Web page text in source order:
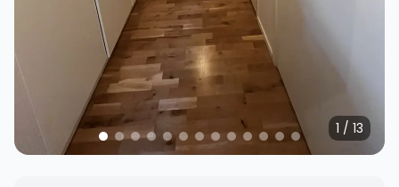
1 / 13